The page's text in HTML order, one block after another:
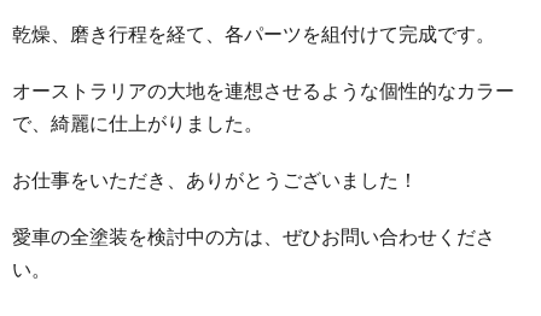
乾燥、磨き行程を経て、各パーツを組付けて完成です。
オーストラリアの大地を連想させるような個性的なカラー
で、綺麗に仕上がりました。
お仕事をいただき、ありがとうございました！
愛車の全塗装を検討中の方は、ぜひお問い合わせくださ
い。